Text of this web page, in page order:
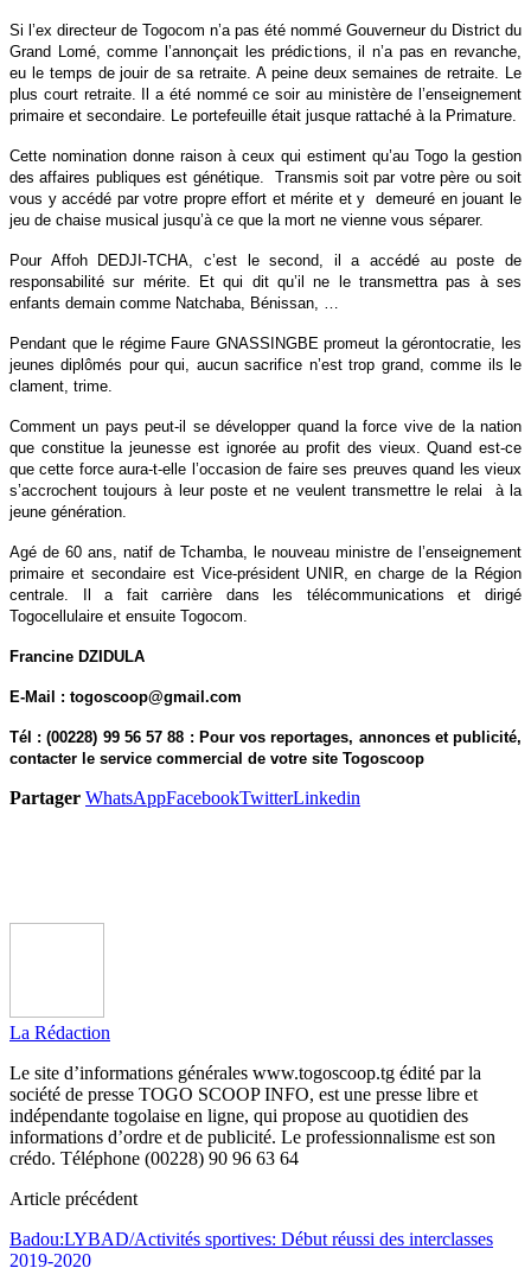
Si l’ex directeur de Togocom n’a pas été nommé Gouverneur du District du
Grand Lomé, comme l’annonçait les prédictions, il n’a pas en revanche,
eu le temps de jouir de sa retraite. A peine deux semaines de retraite. Le
plus court retraite. Il a été nommé ce soir au ministère de l’enseignement
primaire et secondaire. Le portefeuille était jusque rattaché à la Primature.
Cette nomination donne raison à ceux qui estiment qu’au Togo la gestion
des affaires publiques est génétique.
Transmis soit par votre père ou soit
vous y accédé par votre propre effort et mérite et y
demeuré en jouant le
jeu de chaise musical jusqu’à ce que la mort ne vienne vous séparer.
Pour Affoh DEDJI-TCHA, c’est le second, il a accédé au poste de
responsabilité sur mérite. Et qui dit qu’il ne le transmettra pas à ses
enfants demain comme Natchaba, Bénissan, …
Pendant que le régime Faure GNASSINGBE promeut la gérontocratie, les
jeunes diplômés pour qui, aucun sacrifice n’est trop grand, comme ils le
clament, trime.
Comment un pays peut-il se développer quand la force vive de la nation
que constitue la jeunesse est ignorée au profit des vieux. Quand est-ce
que cette force aura-t-elle l’occasion de faire ses preuves quand les vieux
s’accrochent toujours à leur poste et ne veulent transmettre le relai
à la
jeune génération.
Agé de 60 ans, natif de Tchamba, le nouveau ministre de l’enseignement
primaire et secondaire est Vice-président UNIR, en charge de la Région
centrale. Il a fait carrière dans les télécommunications et dirigé
Togocellulaire et ensuite Togocom.
Francine DZIDULA
E-Mail : togoscoop@gmail.com
Tél : (00228) 99 56 57 88 : Pour vos reportages, annonces et publicité,
contacter le service commercial de votre site Togoscoop
Partager WhatsAppFacebookTwitterLinkedin
La Rédaction
Le site d’informations générales www.togoscoop.tg édité par la
société de presse TOGO SCOOP INFO, est une presse libre et
indépendante togolaise en ligne, qui propose au quotidien des
informations d’ordre et de publicité. Le professionnalisme est son
crédo. Téléphone (00228) 90 96 63 64
Article précédent
Badou:LYBAD/Activités sportives: Début réussi des interclasses
2019-2020